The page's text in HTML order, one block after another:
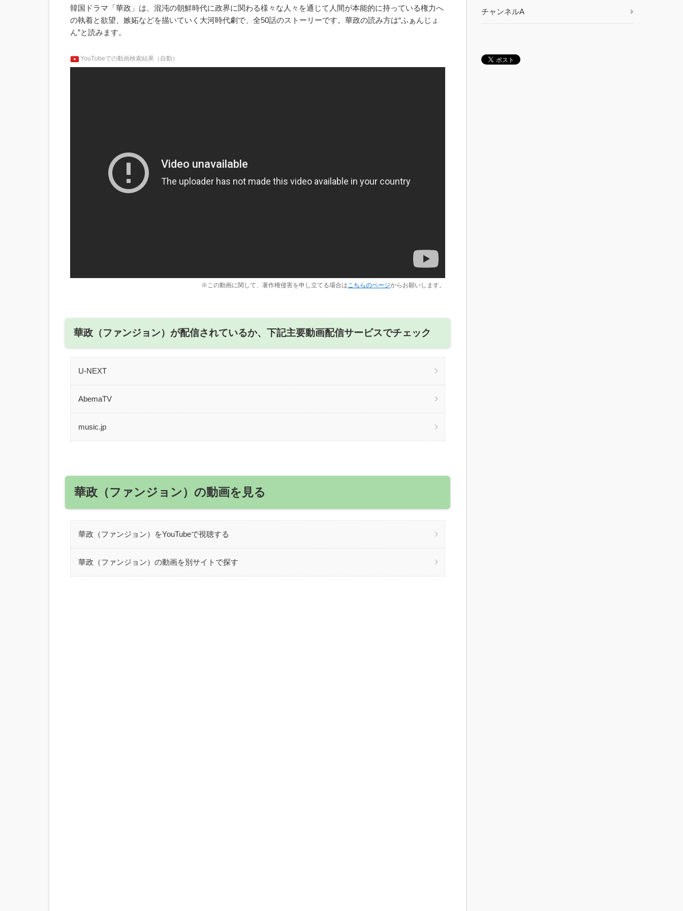
韓国ドラマ「華政」は、混沌の朝鮮時代に政界に関わる様々な人々を通じて人間が本能的に持っている権力へ
の執着と欲望、嫉妬などを描いていく大河時代劇で、全50話のストーリーです。華政の読み方は“ふぁんじょ
ん”と読みます。
YouTubeでの動画検索結果（自動）
※この動画に関して、著作権侵害を申し立てる場合は こちらのページからお願いします。
華政（ファンジョン）が配信されているか、下記主要動画配信サービスでチェック
U-NEXT
AbemaTV
music.jp
華政（ファンジョン）の動画を見る
華政（ファンジョン）をYouTubeで視聴する
華政（ファンジョン）の動画を別サイトで探す
チャンネルA